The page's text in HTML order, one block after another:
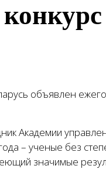
объявлен
Академии
– ученые без
значимые